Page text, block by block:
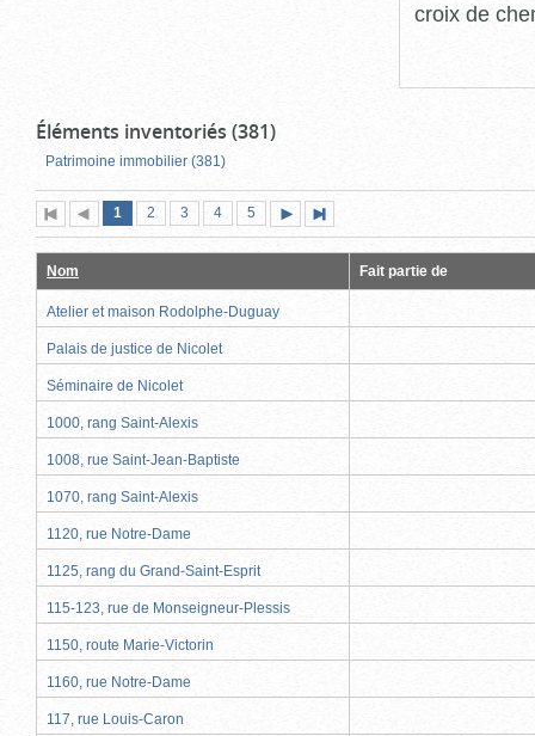
croix de
Éléments inventoriés (381)
Patrimoine immobilier (381)
Première
page
Page
précédente
Page
1 (page
actuelle)
Page
2 Page
3 Page
4 Page
5
suivante
page
Nom Fait partie de
Atelier et maison Rodolphe-Duguay
Palais de justice de Nicolet
Séminaire de Nicolet
1000, rang Saint-Alexis
1008, rue Saint-Jean-Baptiste
1070, rang Saint-Alexis
1120, rue Notre-Dame
1125, rang du Grand-Saint-Esprit
115-123, rue de Monseigneur-Plessis
1150, route Marie-Victorin
1160, rue Notre-Dame
117, rue Louis-Caron